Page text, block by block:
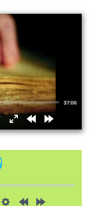
37:08
EnterRewindForward